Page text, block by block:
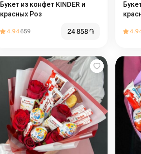
Букет из конфет KINDER и
красных Роз
4.94659 24 858֏